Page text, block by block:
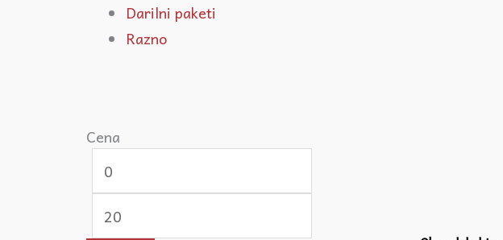
Darilni paketi
Razno
Cena
Min
cena